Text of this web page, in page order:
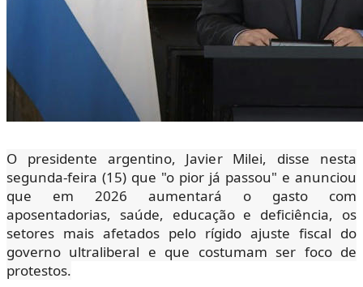
O presidente argentino, Javier Milei, disse nesta
segunda-feira (15) que "o pior já passou" e anunciou
que em 2026 aumentará o gasto com
aposentadorias, saúde, educação e deficiência, os
setores mais afetados pelo rígido ajuste fiscal do
governo ultraliberal e que costumam ser foco de
protestos.